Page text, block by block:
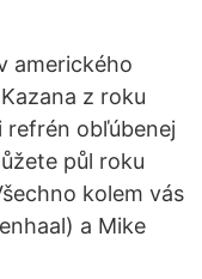
amerického
z roku
refrén obľúbenej
půl roku
kolem vás
a Mike